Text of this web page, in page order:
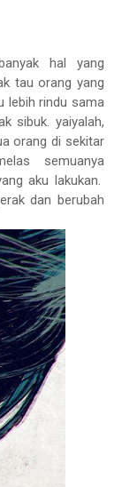
hal yang
tau orang yang
lebih rindu sama
sibuk. yaiyalah,
orang di sekitar
semuanya
aku lakukan.
dan berubah